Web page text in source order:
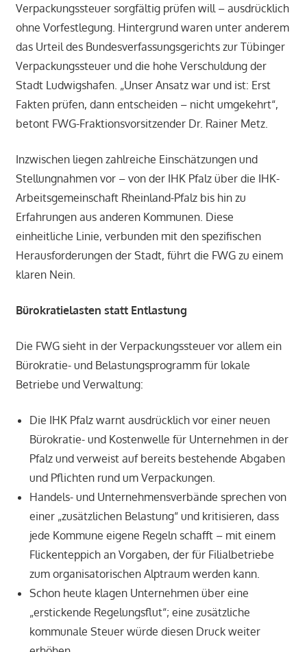
Verpackungssteuer sorgfältig prüfen will – ausdrücklich
ohne Vorfestlegung. Hintergrund waren unter anderem
das Urteil des Bundesverfassungsgerichts zur Tübinger
Verpackungssteuer und die hohe Verschuldung der
Stadt Ludwigshafen. „Unser Ansatz war und ist: Erst
Fakten prüfen, dann entscheiden – nicht umgekehrt“,
betont FWG-Fraktionsvorsitzender Dr. Rainer Metz.
Inzwischen liegen zahlreiche Einschätzungen und
Stellungnahmen vor – von der IHK Pfalz über die IHK-
Arbeitsgemeinschaft Rheinland-Pfalz bis hin zu
Erfahrungen aus anderen Kommunen. Diese
einheitliche Linie, verbunden mit den spezifischen
Herausforderungen der Stadt, führt die FWG zu einem
klaren Nein.
Bürokratielasten statt Entlastung
Die FWG sieht in der Verpackungssteuer vor allem ein
Bürokratie- und Belastungsprogramm für lokale
Betriebe und Verwaltung:
Die IHK Pfalz warnt ausdrücklich vor einer neuen
Bürokratie- und Kostenwelle für Unternehmen in der
Pfalz und verweist auf bereits bestehende Abgaben
und Pflichten rund um Verpackungen.
Handels- und Unternehmensverbände sprechen von
einer „zusätzlichen Belastung“ und kritisieren, dass
jede Kommune eigene Regeln schafft – mit einem
Flickenteppich an Vorgaben, der für Filialbetriebe
zum organisatorischen Alptraum werden kann.
Schon heute klagen Unternehmen über eine
„erstickende Regelungsflut“; eine zusätzliche
kommunale Steuer würde diesen Druck weiter